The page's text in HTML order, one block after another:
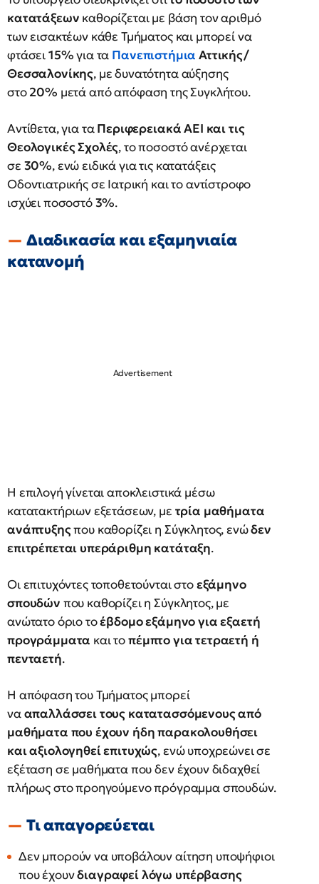
κατατάξεων καθορίζεται με βάση τον αριθμό
των εισακτέων κάθε Τμήματος και μπορεί να
φτάσει15%για τα Πανεπιστήμια Αττικής/
Θεσσαλονίκης, με δυνατότητα αύξησης
στο20% μετά από απόφαση της Συγκλήτου.
Αντίθετα, για ταΠεριφερειακά ΑΕΙ και τις
Θεολογικές Σχολές, το ποσοστό ανέρχεται
σε 30%, ενώ ειδικά για τις κατατάξεις
Οδοντιατρικής σε Ιατρική και το αντίστροφο
ισχύει ποσοστό3%.
Διαδικασία και εξαμηνιαία
κατανομή
Η επιλογή γίνεται αποκλειστικά μέσω
κατατακτήριων εξετάσεων, με τρία μαθήματα
ανάπτυξηςπου καθορίζει η Σύγκλητος, ενώδεν
επιτρέπεται υπεράριθμη κατάταξη.
Οι επιτυχόντες τοποθετούνται στοεξάμηνο
σπουδών που καθορίζει η Σύγκλητος, με
ανώτατο όριο τοέβδομο εξάμηνο για εξαετή
προγράμματα και τοπέμπτο για τετραετή ή
πενταετή.
Η απόφαση του Τμήματος μπορεί
νααπαλλάσσει τους κατατασσόμενους από
μαθήματα που έχουν ήδη παρακολουθήσει
και αξιολογηθεί επιτυχώς, ενώ υποχρεώνει σε
εξέταση σε μαθήματα που δεν έχουν διδαχθεί
πλήρως στο προηγούμενο πρόγραμμα σπουδών.
Τι απαγορεύεται
Δεν μπορούν να υποβάλουν αίτηση υποψήφιοι
που έχουνδιαγραφεί λόγω υπέρβασης